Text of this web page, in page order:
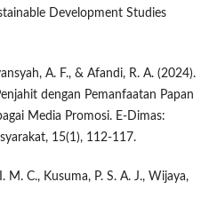
Development Studies
A. F., & Afandi, R. A. (2024).
dengan Pemanfaatan Papan
Media Promosi. E-Dimas:
15(1), 112-117.
M. C., Kusuma, P. S. A. J., Wijaya,